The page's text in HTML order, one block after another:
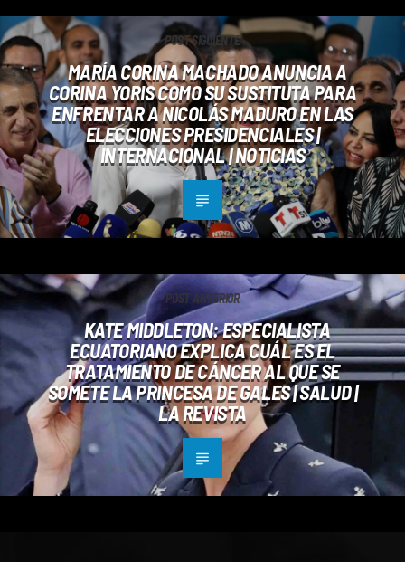
POST SIGUIENTE
MARÍA CORINA MACHADO ANUNCIA A
CORINA YORIS COMO SU SUSTITUTA PARA
ENFRENTAR A NICOLÁS MADURO EN LAS
ELECCIONES PRESIDENCIALES |
INTERNACIONAL | NOTICIAS
POST ANTERIOR
KATE MIDDLETON: ESPECIALISTA
ECUATORIANO EXPLICA CUÁL ES EL
TRATAMIENTO DE CÁNCER AL QUE SE
SOMETE LA PRINCESA DE GALES | SALUD |
LA REVISTA